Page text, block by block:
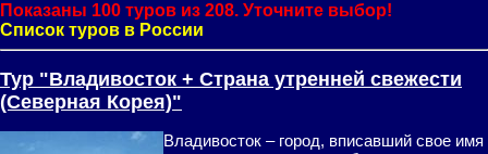
Показаны 100 туров из 208. Уточните выбор!
Список туров в России
Тур "Владивосток + Страна утренней свежести
(Северная Корея)"
Владивосток – город, вписавший свое имя